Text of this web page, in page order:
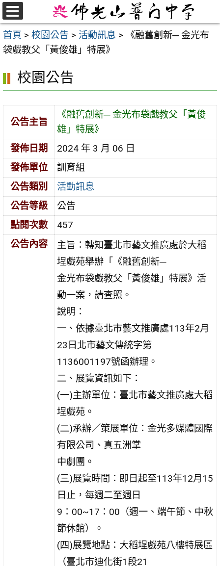
跳
至
主
要
首頁 > 校園公告 > 活動訊息 >
《融舊創新─ 金光布
袋戲教父「黃俊雄」特展》
校園公告
公告主旨
《融舊創新─ 金光布袋戲教父「黃俊
雄」特展》
發佈日期
2024 年 3 月 06 日
發佈單位
訓育組
公告類別
活動訊息
公告等級
公告
點閱次數
457
公告內容
主旨：轉知臺北市藝文推廣處於大稻
埕戲苑舉辦「《融舊創新─
金光布袋戲教父「黃俊雄」特展》活
動一案，請查照。
說明：
一、依據臺北市藝文推廣處113年2月
23日北市藝文傳統字第
1136001197號函辦理。
二、展覽資訊如下：
(一)主辦單位：臺北市藝文推廣處大稻
埕戲苑。
(二)承辦／策展單位：金光多媒體國際
有限公司、真五洲掌
中劇團。
(三)展覽時間：即日起至113年12月15
日止，每週二至週日
9：00~17：00（週一、端午節、中秋
節休館）。
(四)展覽地點：大稻埕戲苑八樓特展區
（臺北市迪化街1段21
選
單